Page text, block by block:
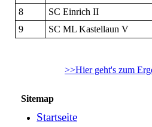
8
SC Einrich II
9
SC ML Kastellaun V
>>Hier geht's zum
Sitemap
Startseite